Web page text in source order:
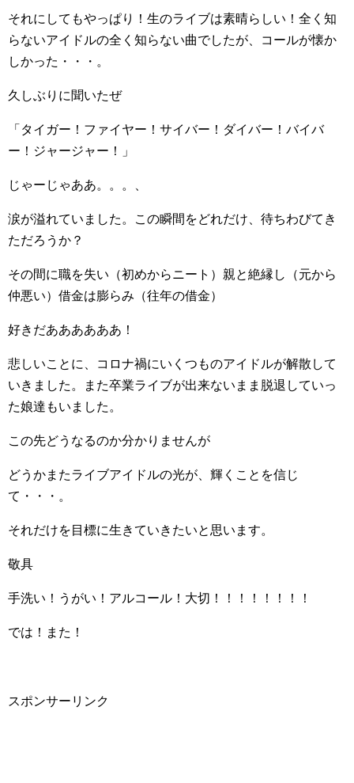
それにしてもやっぱり！生のライブは素晴らしい！全く知
らないアイドルの全く知らない曲でしたが、コールが懐か
しかった・・・。
久しぶりに聞いたぜ
「タイガー！ファイヤー！サイバー！ダイバー！バイバ
ー！ジャージャー！」
じゃーじゃああ。。。、
涙が溢れていました。この瞬間をどれだけ、待ちわびてき
ただろうか？
その間に職を失い（初めからニート）親と絶縁し（元から
仲悪い）借金は膨らみ（往年の借金）
好きだああああああ！
悲しいことに、コロナ禍にいくつものアイドルが解散して
いきました。また卒業ライブが出来ないまま脱退していっ
た娘達もいました。
この先どうなるのか分かりませんが
どうかまたライブアイドルの光が、輝くことを信じ
て・・・。
それだけを目標に生きていきたいと思います。
敬具
手洗い！うがい！アルコール！大切！！！！！！！！
では！また！
スポンサーリンク